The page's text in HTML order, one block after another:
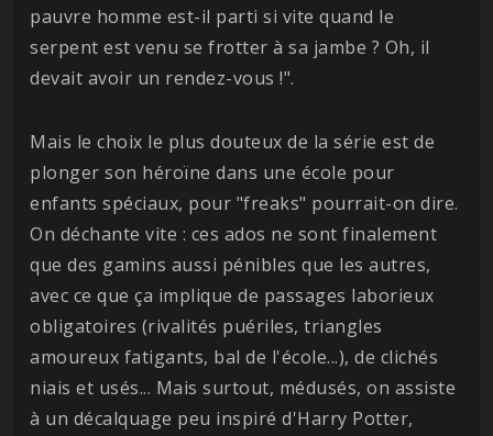
pauvre homme est-il parti si vite quand le
serpent est venu se frotter à sa jambe ? Oh, il
devait avoir un rendez-vous !".
Mais le choix le plus douteux de la série est de
plonger son héroïne dans une école pour
enfants spéciaux, pour "freaks" pourrait-on dire.
On déchante vite : ces ados ne sont finalement
que des gamins aussi pénibles que les autres,
avec ce que ça implique de passages laborieux
obligatoires (rivalités puériles, triangles
amoureux fatigants, bal de l'école...), de clichés
niais et usés... Mais surtout, médusés, on assiste
à un décalquage peu inspiré d'Harry Potter,